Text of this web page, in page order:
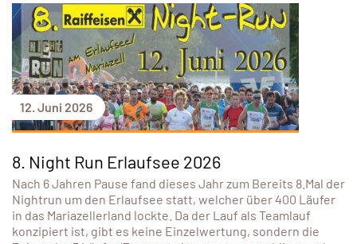
12. Juni 2026
8. Night Run Erlaufsee 2026
Nach 6 Jahren Pause fand dieses Jahr zum Bereits 8.Mal der
Nightrun um den Erlaufsee statt, welcher über 400 Läufer
in das Mariazellerland lockte. Da der Lauf als Teamlauf
konzipiert ist, gibt es keine Einzelwertung, sondern die